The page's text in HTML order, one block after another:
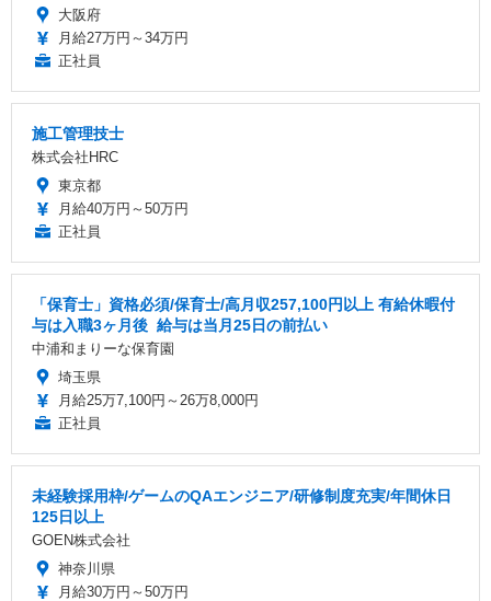
大阪府
月給27万円～34万円
正社員
施工管理技士
株式会社HRC
東京都
月給40万円～50万円
正社員
「保育士」資格必須/保育士/️高月収257,100円以上 ️有給休暇付
与は入職3ヶ月後 ️ 給与は当月25日の前払い
中浦和まりーな保育園
埼玉県
月給25万7,100円～26万8,000円
正社員
未経験採用枠/ゲームのQAエンジニア/研修制度充実/年間休日
125日以上
GOEN株式会社
神奈川県
月給30万円～50万円